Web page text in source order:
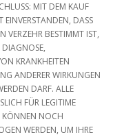
MIT DEM KAUF
EINVERSTANDEN, DASS
VERZEHR BESTIMMT IST,
KRANKHEITEN
ANDERER WIRKUNGEN
DARF. ALLE
FÜR LEGITIME
KÖNNEN NOCH
WERDEN, UM IHRE